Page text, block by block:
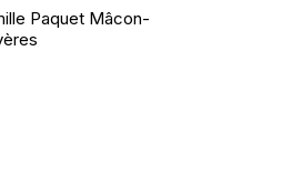
Paquet Mâcon-